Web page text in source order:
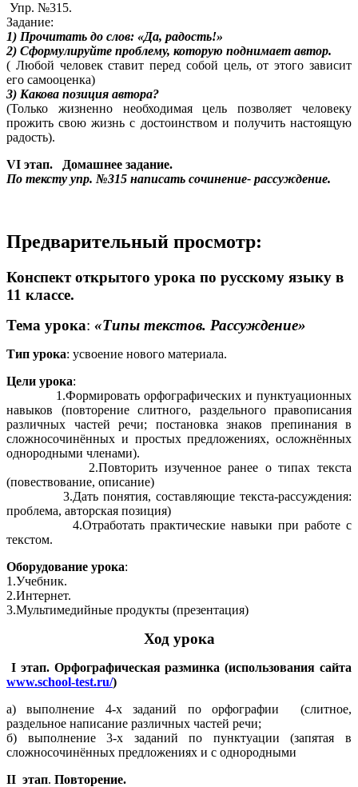
Упр. №315.
Задание:
1) Прочитать до слов: «Да, радость!»
2) Сформулируйте проблему, которую поднимает автор.
( Любой человек ставит перед собой цель, от этого зависит
его самооценка)
3) Какова позиция автора?
(Только жизненно необходимая цель позволяет человеку
прожить свою жизнь с достоинством и получить настоящую
радость).
VI этап. Домашнее задание.
По тексту упр. №315 написать сочинение- рассуждение.
Предварительный просмотр:
Конспект открытого урока по русскому языку в
11 классе.
Тема урока: «Типы текстов. Рассуждение»
Тип урока: усвоение нового материала.
Цели урока:
1.Формировать орфографических и пунктуационных
навыков (повторение слитного, раздельного правописания
различных частей речи; постановка знаков препинания в
сложносочинённых и простых предложениях, осложнённых
однородными членами).
2.Повторить изученное ранее о типах текста
(повествование, описание)
3.Дать понятия, составляющие текста-рассуждения:
проблема, авторская позиция)
4.Отработать практические навыки при работе с
текстом.
Оборудование урока:
1.Учебник.
2.Интернет.
3.Мультимедийные продукты (презентация)
Ход урока
I этап. Орфографическая разминка (использования сайта
www.school-test.ru/)
а) выполнение 4-х заданий по орфографии (слитное,
раздельное написание различных частей речи;
б) выполнение 3-х заданий по пунктуации (запятая в
сложносочинённых предложениях и с однородными
II этап. Повторение.